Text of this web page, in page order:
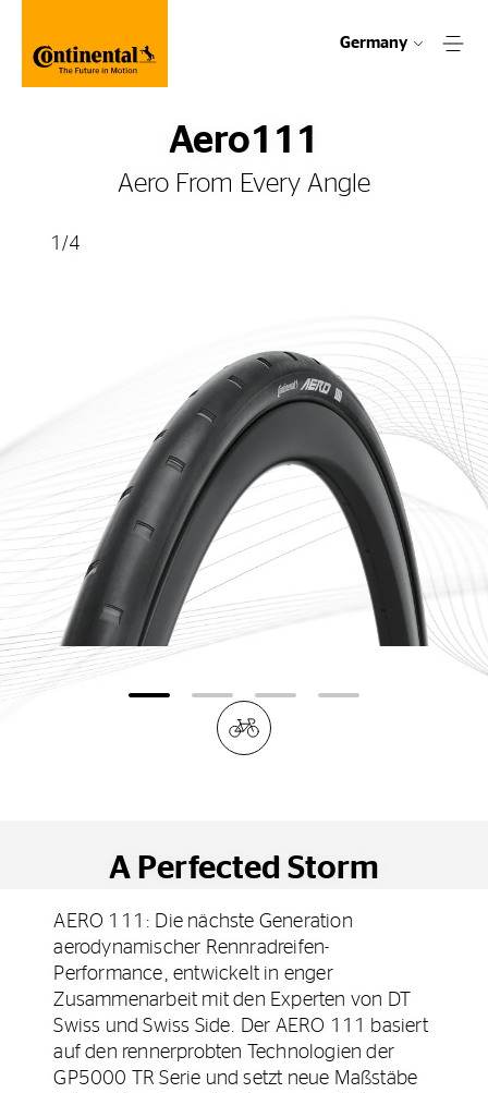
Germany
Aero111
Aero From Every Angle
1/4
A Perfected Storm
AERO 111: Die nächste Generation
aerodynamischer Rennradreifen-
Performance, entwickelt in enger
Zusammenarbeit mit den Experten von DT
Swiss und Swiss Side. Der AERO 111 basiert
auf den rennerprobten Technologien der
GP5000 TR Serie und setzt neue Maßstäbe